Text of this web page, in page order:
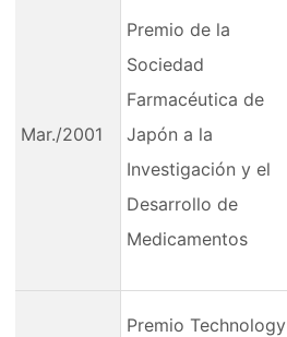
Mar./2001
Premio de la
Sociedad
Farmacéutica de
Japón a la
Investigación y el
Desarrollo de
Medicamentos
Premio Technology